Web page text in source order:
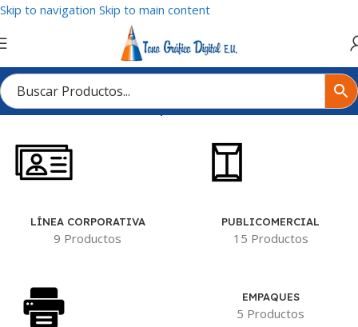
Skip to navigation Skip to main content
Inicio/Tienda/Productos etiquetados “Vinilos decorativos”
LÍNEA CORPORATIVA
9 Productos
PUBLICOMERCIAL
15 Productos
EMPAQUES
5 Productos